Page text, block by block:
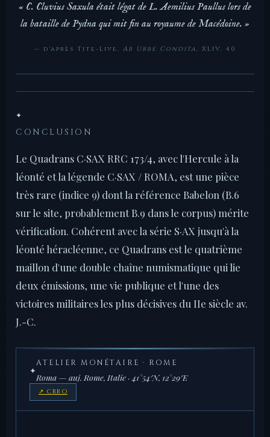
« C. Cluvius Saxula était légat de L. Aemilius Paullus lors de
la bataille de Pydna qui mit fin au royaume de Macédoine. »
— d'après Tite-Live, Ab Urbe Condita, XLIV, 40
✦
CONCLUSION
Le Quadrans C·SAX RRC 173/4, avec l'Hercule à la
léonté et la légende C·SAX / ROMA, est une pièce
très rare (indice 9) dont la référence Babelon (B.6
sur le site, probablement B.9 dans le corpus) mérite
vérification. Cohérent avec la série S·AX jusqu'à la
léonté héracléenne, ce Quadrans est le quatrième
maillon d'une double chaîne numismatique qui lie
deux émissions, une vie publique et l'une des
victoires militaires les plus décisives du IIe siècle av.
J.-C.
✦
ATELIER MONÉTAIRE · ROME
Roma — auj. Rome, Italie · 41°54′N, 12°29′E
↗ CRRO